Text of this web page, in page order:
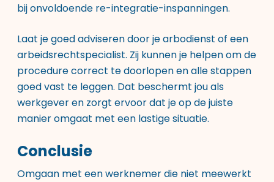
bij onvoldoende re-integratie-inspanningen.
Laat je goed adviseren door je arbodienst of een
arbeidsrechtspecialist. Zij kunnen je helpen om de
procedure correct te doorlopen en alle stappen
goed vast te leggen. Dat beschermt jou als
werkgever en zorgt ervoor dat je op de juiste
manier omgaat met een lastige situatie.
Conclusie
Omgaan met een werknemer die niet meewerkt